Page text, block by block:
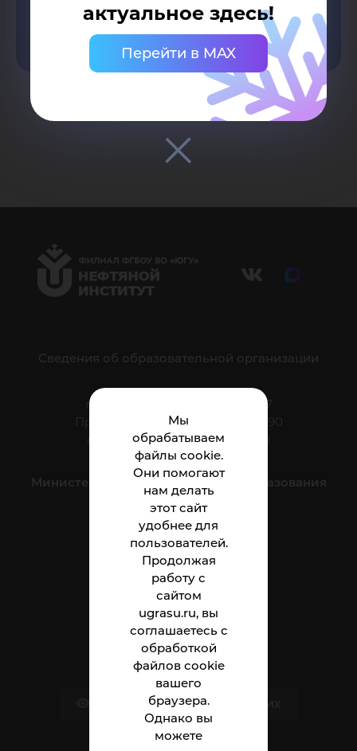
Мы
обрабатываем
файлы cookie.
Они помогают
нам делать
этот сайт
удобнее для
пользователей.
Продолжая
работу с
сайтом
ugrasu.ru, вы
соглашаетесь с
обработкой
файлов cookie
вашего
браузера.
Однако вы
можете
актуальное здесь!
Перейти в MAX
Часто задаваемые вопросы
Сведения об образовательной организации
г. Нижневартовск, ул. Мира, 37
Приёмная: тел.: +7 (3466) 41-44-90
e-mail:
nnt.direktor@ugrasu.ru
Министерство науки и высшего образования
Российской Федерации
Институт
Абитуриенту
Студенту
Сотруднику
Версия для слабовидящих